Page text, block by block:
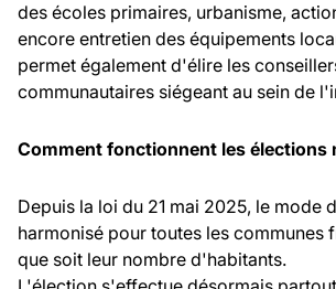
des écoles primaires, urbanisme,
encore entretien des équipements
permet également d'élire les
communautaires siégeant au sein de
Comment fonctionnent les élections
Depuis la loi du 21 mai 2025, le mode
harmonisé pour toutes les communes
que soit leur nombre d'habitants.